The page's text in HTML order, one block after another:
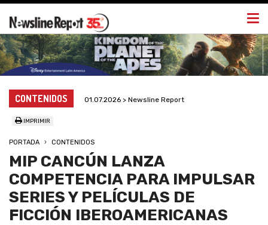
CONTENIDOS 01.07.2026 > Newsline Report
IMPRIMIR
PORTADA CONTENIDOS
MIP CANCÚN LANZA
COMPETENCIA PARA IMPULSAR
SERIES Y PELÍCULAS DE
FICCIÓN IBEROAMERICANAS